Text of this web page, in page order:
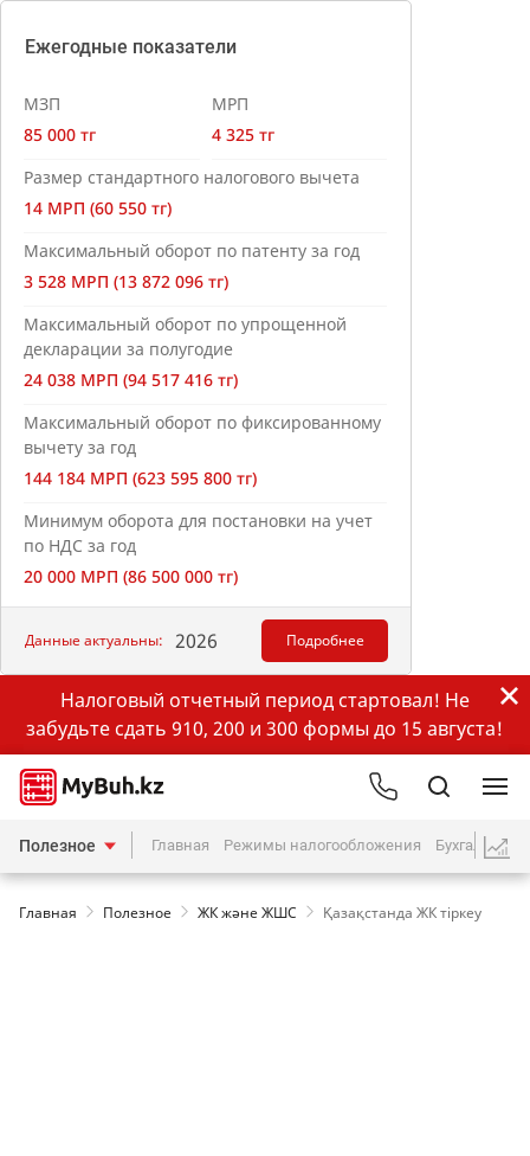
Ежегодные показатели
МЗП
85 000 тг
МРП
4 325 тг
Размер стандартного налогового вычета
14 МРП (60 550 тг)
Максимальный оборот по патенту за год
3 528 МРП (13 872 096 тг)
Максимальный оборот по упрощенной
декларации за полугодие
24 038 МРП (94 517 416 тг)
Максимальный оборот по фиксированному
вычету за год
144 184 МРП (623 595 800 тг)
Минимум оборота для постановки на учет
по НДС за год
20 000 МРП (86 500 000 тг)
Данные актуальны: 2026 Подробнее
Налоговый отчетный период стартовал! Не
забудьте сдать 910, 200 и 300 формы до 15 августа!
Полезное Главная Режимы налогообложения Бухгалтерия
Главная Полезное ЖК және ЖШС Қазақстанда ЖК тіркеу